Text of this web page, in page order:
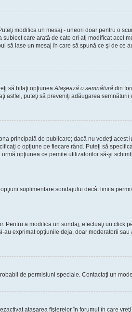
modifica un mesaj - uneori doar pentru o
care arată de cate ori aţi modificat acel
lase un mesaj în care să spună ce şi de ce
să bifaţi opţiuneaAtaşează o semnătură din
puteţi să preveniţi adăugarea
principală de publicare; dacă nu vedeţi acest
o opţiune pe fiecare rând. Puteţi să
opţiunea ce pemite utilizatorilor să-şi
suplimentare sondajului decât limita
a modifica un sondaj, efectuaţi un click
exprimat opţiunile deja, doar moderatorii
de permisiuni speciale. Contactaţi un
ataşarea fişierelor în forumul în care